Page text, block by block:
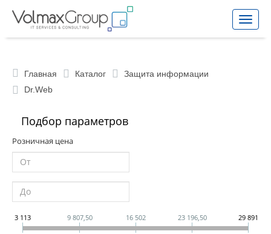
Toggle
Главная Каталог
Защита информации
Dr.Web
Подбор параметров
Розничная цена
3 113 9 807,50 16 502 23 196,50 29 891